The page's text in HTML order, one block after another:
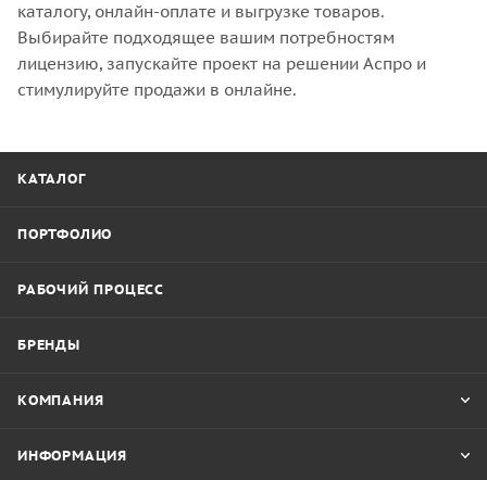
каталогу, онлайн-оплате и выгрузке товаров.
Выбирайте подходящее вашим потребностям
лицензию, запускайте проект на решении Аспро и
стимулируйте продажи в онлайне.
КАТАЛОГ
ПОРТФОЛИО
РАБОЧИЙ ПРОЦЕСС
БРЕНДЫ
КОМПАНИЯ
ИНФОРМАЦИЯ